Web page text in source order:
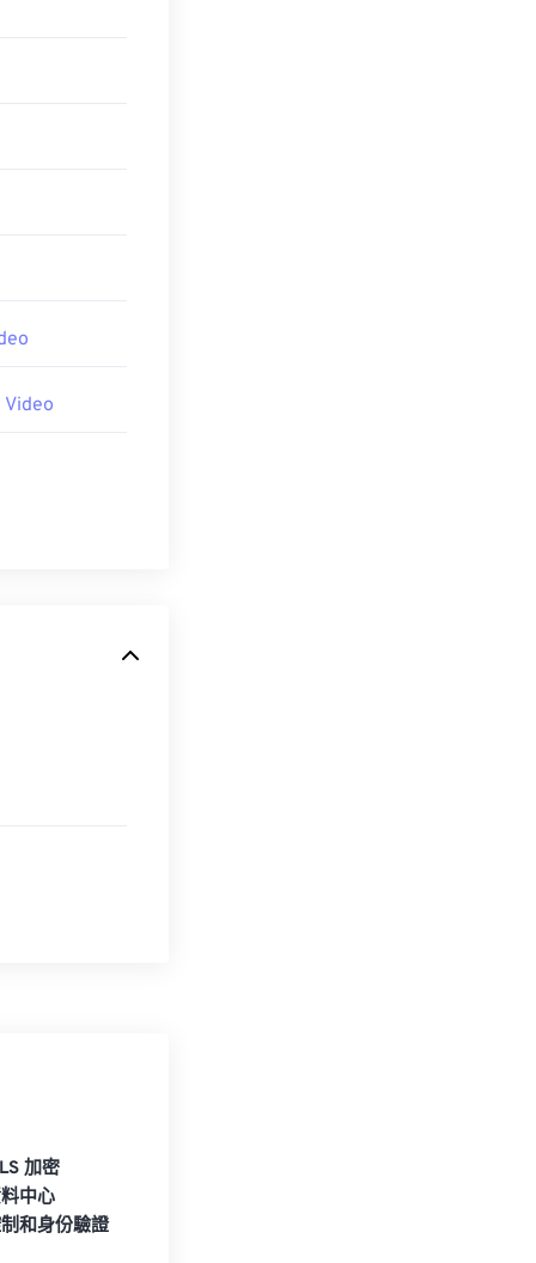
。其他可能
加密
中心
和身份驗證